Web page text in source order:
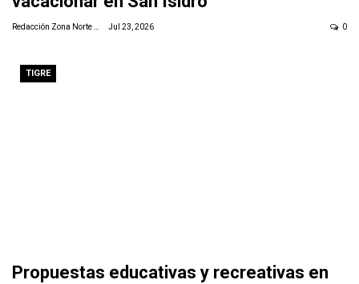
Jul 23, 2026 0
TIGRE
Propuestas educativas y recreativas en